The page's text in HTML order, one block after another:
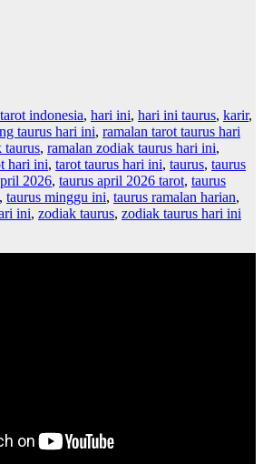
indonesia, hari ini, hari ini taurus, karir,
taurus hari ini, ramalan tarot taurus hari
taurus, ramalan zodiak taurus hari ini,
hari ini, tarot taurus hari ini, taurus, taurus
2026, taurus april 2026 tarot, taurus
, taurus minggu ini, taurus ramalan harian,
ini, zodiak taurus, zodiak taurus hari ini